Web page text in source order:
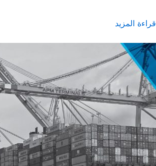
قراءة المزيد